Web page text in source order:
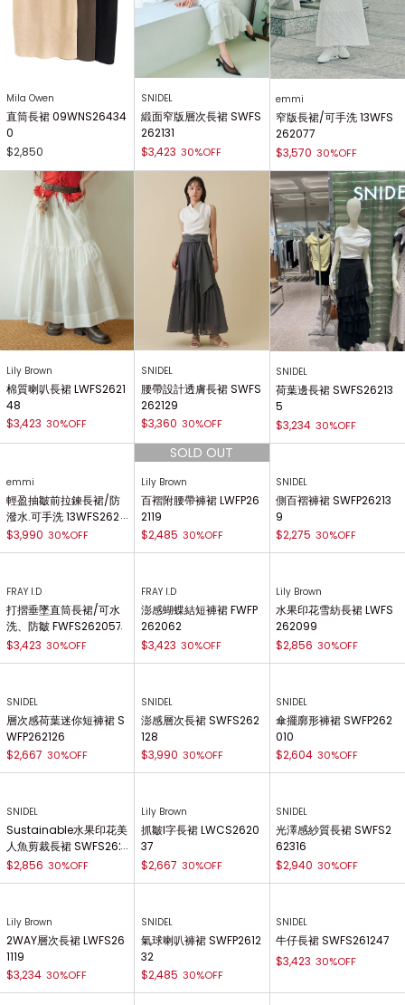
Mila Owen
直筒長裙 09WNS26434
0
$2,850
SNIDEL
緞面窄版層次長裙 SWFS
262131
$3,423 30%OFF
emmi
窄版長裙/可手洗 13WFS
262077
$3,570 30%OFF
Lily Brown
棉質喇叭長裙 LWFS2621
48
$3,423 30%OFF
SNIDEL
腰帶設計透膚長裙 SWFS
262129
$3,360 30%OFF
SNIDEL
荷葉邊長裙 SWFS26213
5
$3,234 30%OFF
emmi
輕盈抽皺前拉鍊長裙/防
潑水.可手洗 13WFS2620
73
$3,990 30%OFF
Lily Brown
百褶附腰帶褲裙 LWFP26
2119
$2,485 30%OFF
SNIDEL
側百褶褲裙 SWFP26213
9
$2,275 30%OFF
FRAY I.D
打摺垂墜直筒長裙/可水
洗、防皺 FWFS262057
$3,423 30%OFF
FRAY I.D
澎感蝴蝶結短褲裙 FWFP
262062
$3,423 30%OFF
Lily Brown
水果印花雪紡長裙 LWFS
262099
$2,856 30%OFF
SNIDEL
層次感荷葉迷你短褲裙 S
WFP262126
$2,667 30%OFF
SNIDEL
澎感層次長裙 SWFS262
128
$3,990 30%OFF
SNIDEL
傘擺廓形褲裙 SWFP262
010
$2,604 30%OFF
SNIDEL
Sustainable水果印花美
人魚剪裁長裙 SWFS262
084
$2,856 30%OFF
Lily Brown
抓皺I字長裙 LWCS2620
37
$2,667 30%OFF
SNIDEL
光澤感紗質長裙 SWFS2
62316
$2,940 30%OFF
Lily Brown
2WAY層次長裙 LWFS26
1119
$3,234 30%OFF
SNIDEL
氣球喇叭褲裙 SWFP2612
32
$2,485 30%OFF
SNIDEL
牛仔長裙 SWFS261247
$3,423 30%OFF